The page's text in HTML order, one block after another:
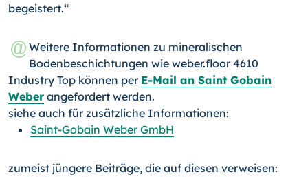
begeistert.“
Weitere Informationen zu mineralischen
Bodenbeschichtungen wie weber.floor 4610
Industry Top können per E-Mail an Saint Gobain
Weber angefordert werden.
siehe auch für zusätzliche Informationen:
Saint-Gobain Weber GmbH
zumeist jüngere Beiträge, die auf diesen verweisen: